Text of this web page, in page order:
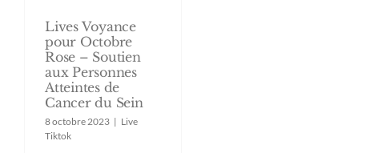
Lives Voyance
pour Octobre
Rose – Soutien
aux Personnes
Atteintes de
Cancer du Sein
8 octobre 2023 | Live
Tiktok